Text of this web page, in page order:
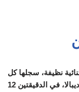
نظيفة، سجلها كل
من جيانلوكا مانشيني والنجم الأرجنتيني باولو ديبالا، في الدقيقتين 12